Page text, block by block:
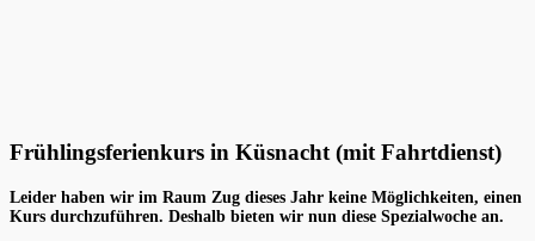
Frühlingsferienkurs in Küsnacht (mit Fahrtdienst)
Leider haben wir im Raum Zug dieses Jahr keine Möglichkeiten, einen
Kurs durchzuführen. Deshalb bieten wir nun diese Spezialwoche an.